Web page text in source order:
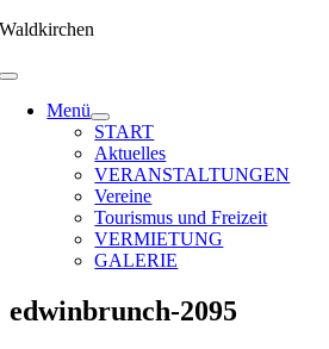
Zum
springen
Waldkirchen
Menü
START
Aktuelles
VERANSTALTUNGEN
Vereine
Tourismus und Freizeit
VERMIETUNG
GALERIE
edwinbrunch-2095